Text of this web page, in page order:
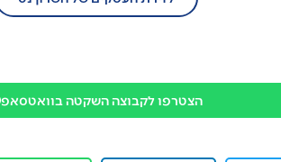
הצטרפו לקבוצה השקטה בוואטסאפ